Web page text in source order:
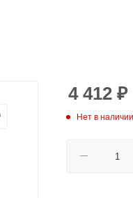
4 412 ₽
Нет в наличии